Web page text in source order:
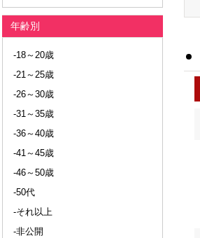
年齢別
-18～20歳
-21～25歳
-26～30歳
-31～35歳
-36～40歳
-41～45歳
-46～50歳
-50代
-それ以上
-非公開